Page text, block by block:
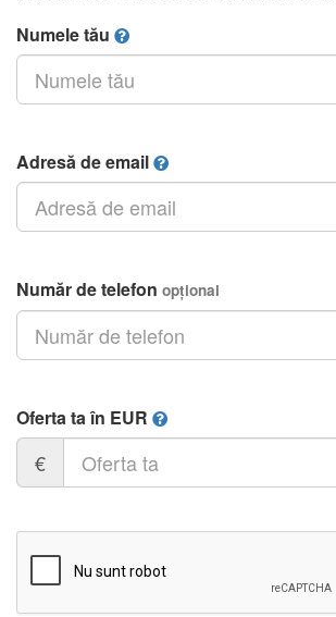
Numele tău
Adresă de email
Număr de telefon opțional
Oferta ta în EUR
€